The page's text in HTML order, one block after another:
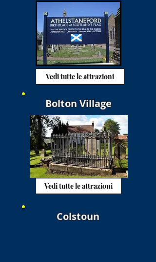
Vedi tutte le attrazioni
Bolton Village
Vedi tutte le attrazioni
Colstoun